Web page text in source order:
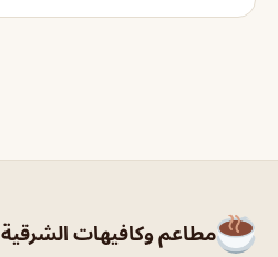
مطاعم وكافيهات الشرقية